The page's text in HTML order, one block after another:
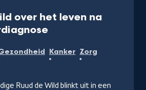
over het leven na
NPO
Kanker Zorg
Ruud de Wild blinkt uit in een